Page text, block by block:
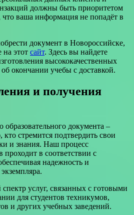
должны быть приоритетом
ваша информация не попадёт в
документ в Новоpоссийске,
на этот сайт. Здесь вы найдете
высококачественных
окончании учебы с доставкой.
и получения
документа –
стремится подтвердить свои
и знания. Наш процесс
проходит в соответствии с
надежность и
услуг, связанных с готовыми
для студентов техникумов,
и других учебных заведений.